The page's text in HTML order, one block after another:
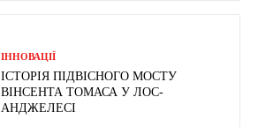
ІННОВАЦІЇ
ІСТОРІЯ ПІДВІСНОГО МОСТУ
ВІНСЕНТА ТОМАСА У ЛОС-
АНДЖЕЛЕСІ